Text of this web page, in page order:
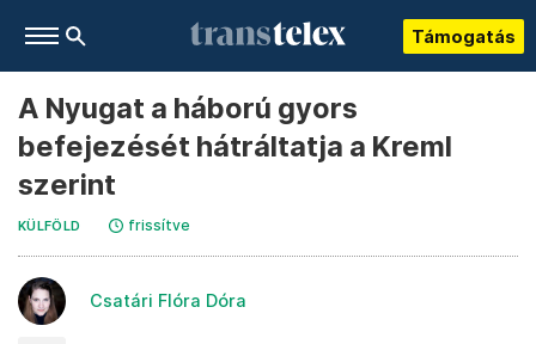
Támogatás
A Nyugat a háború gyors
befejezését hátráltatja a Kreml
szerint
KÜLFÖLD frissítve
Csatári Flóra Dóra